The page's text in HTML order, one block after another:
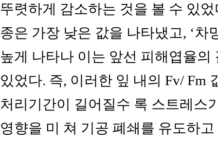
뚜렷하게 감소하는 것을 볼 수 있
종은 가장 낮은 값을 나타냈고, ‘차
높게 나타나 이는 앞선 피해엽율
있었다. 즉, 이러한 잎 내의 Fv/ Fm
처리기간이 길어질수 록 스트레스
영향을 미 쳐 기공 폐쇄를 유도하